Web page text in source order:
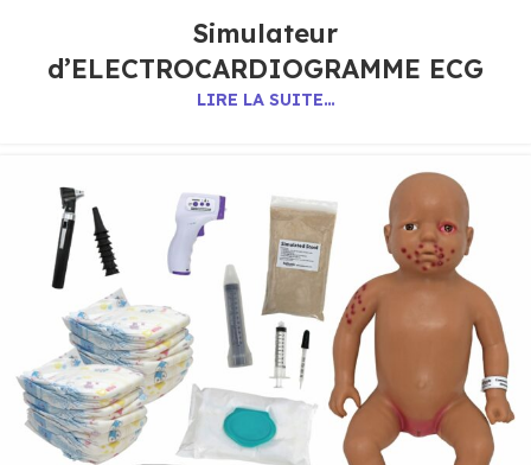
Simulateur
d’ELECTROCARDIOGRAMME ECG
LIRE LA SUITE…